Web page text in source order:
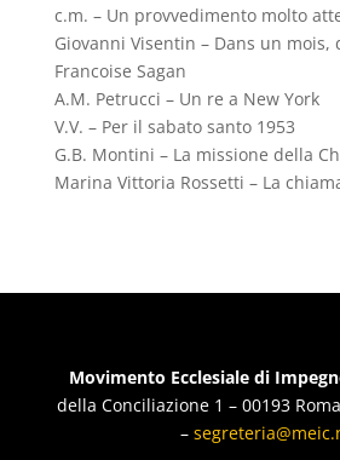
c.m. – Un provvedimento molto
Giovanni Visentin – Dans un mois,
Francoise Sagan
A.M. Petrucci – Un re a New York
V.V. – Per il sabato santo 1953
G.B. Montini – La missione della
Marina Vittoria Rossetti – La
Movimento Ecclesiale di
della Conciliazione 1 – 00193
–